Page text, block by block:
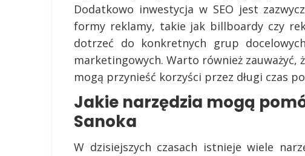
Dodatkowo inwestycja w SEO jest
formy reklamy, takie jak billboardy czy
dotrzeć do konkretnych grup
marketingowych. Warto również zauważyć,
mogą przynieść korzyści przez długi czas
Jakie narzędzia mogą
Sanoka
W dzisiejszych czasach istnieje wiele